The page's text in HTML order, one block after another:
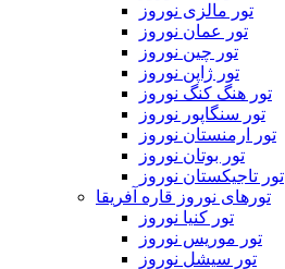
تور مالزی نوروز
تور عمان نوروز
تور چین نوروز
تور ژاپن نوروز
تور هنگ کنگ نوروز
تور سنگاپور نوروز
تور ارمنستان نوروز
تور بوتان نوروز
تور تاجیکستان نوروز
تورهای نوروز قاره آفریقا
تور کنیا نوروز
تور موریس نوروز
تور سیشل نوروز